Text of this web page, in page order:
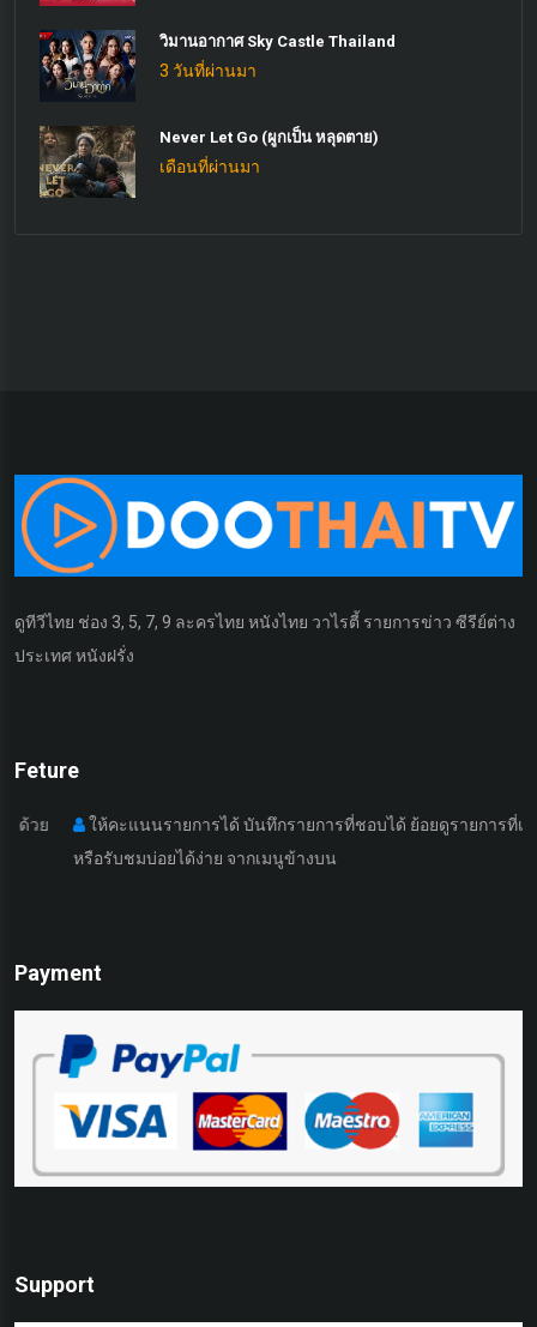
วิมานอากาศ Sky Castle Thailand
3 วันที่ผ่านมา
Never Let Go (ผูกเป็น หลุดตาย)
เดือนที่ผ่านมา
ดูทีวีไทย ช่อง 3, 5, 7, 9 ละครไทย หนังไทย วาไรตี้ รายการข่าว ซีรีย์ต่าง
ประเทศ หนังฝรั่ง
Feture
ให้คะแนนรายการได้ บันทึกรายการที่ชอบได้ ย้อยดูรายการที่เคยดูมา
หรือรับชมบ่อยได้ง่าย จากเมนูข้างบน
Payment
Support